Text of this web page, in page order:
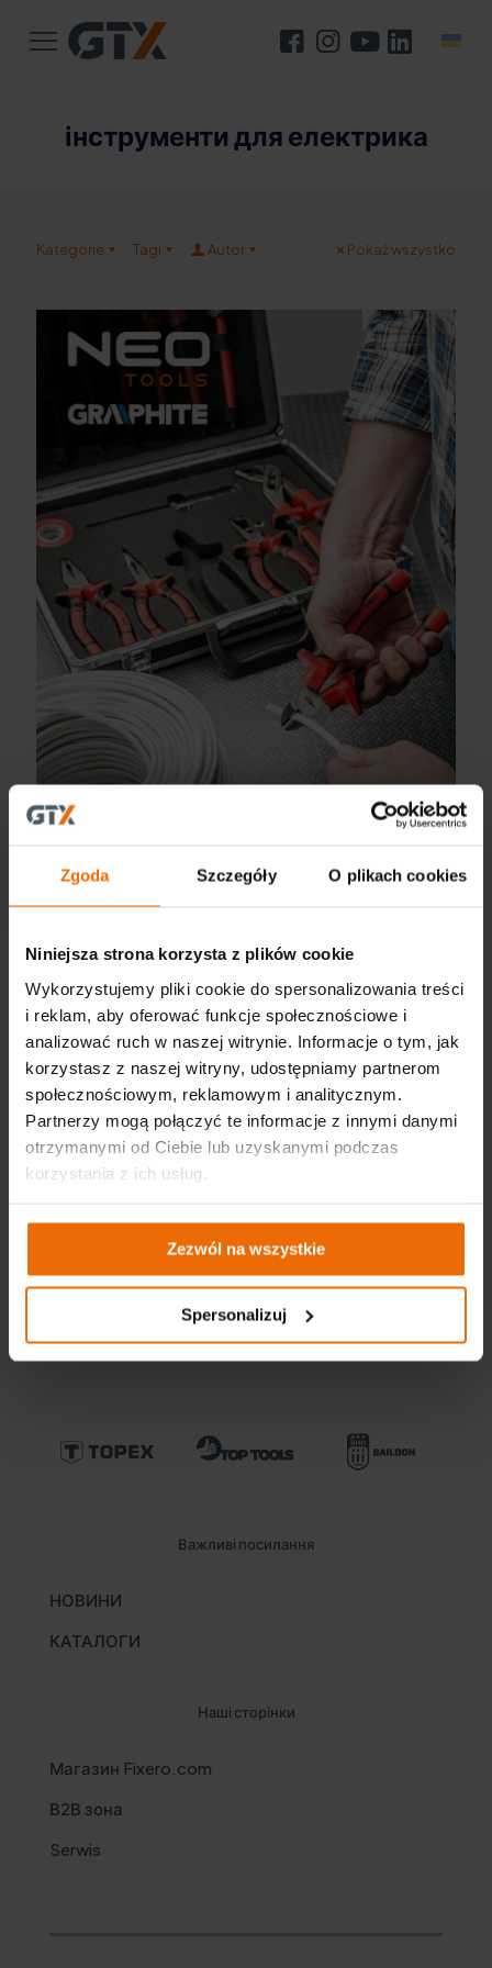
Zgoda Szczegóły O plikach cookies
Niniejsza strona korzysta z plików cookie
Wykorzystujemy pliki cookie do spersonalizowania treści
i reklam, aby oferować funkcje społecznościowe i
analizować ruch w naszej witrynie. Informacje o tym, jak
korzystasz z naszej witryny, udostępniamy partnerom
społecznościowym, reklamowym i analitycznym.
Partnerzy mogą połączyć te informacje z innymi danymi
otrzymanymi od Ciebie lub uzyskanymi podczas
korzystania z ich usług.
Zezwól na wszystkie
Spersonalizuj
інструменти для електрика
Kategorie Tagi Autor Pokaż wszystko
CENTRALA
GTX Poland Sp. z o.o. Sp. K.
ul. Pograniczna 2/4
Важливі посилання
НОВИНИ
КАТАЛОГИ
Наші сторінки
Магазин Fixero.com
В2В зона
Serwis